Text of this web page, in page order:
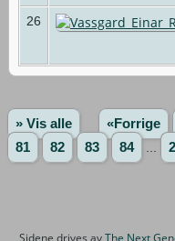
26
» Vis alle «Forrige
81
82 83 84
Sidene drives avThe Next